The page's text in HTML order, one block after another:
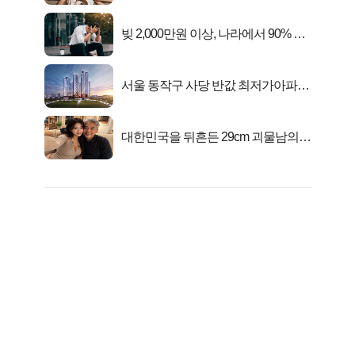
빚 2,000만원 이상, 나라에서 90% 갚
서울 동작구 사당 반값 최저가아파트
대한민국을 뒤흔든 29cm 괴물남의